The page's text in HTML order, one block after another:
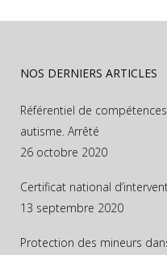
NOS DERNIERS ARTICLES
Référentiel de
autisme. Arrêté
26 octobre 2020
Certificat national
13 septembre 2020
Protection des mineurs